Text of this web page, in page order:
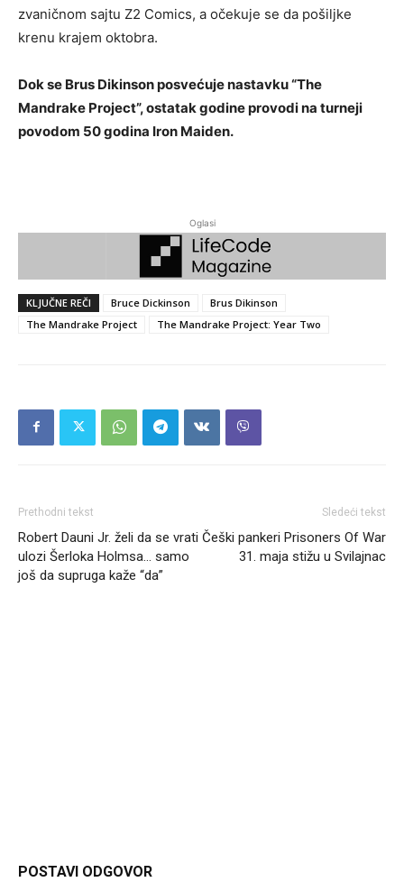
zvaničnom sajtu Z2 Comics, a očekuje se da pošiljke
krenu krajem oktobra.
Dok se Brus Dikinson posvećuje nastavku “The
Mandrake Project”, ostatak godine provodi na turneji
povodom 50 godina Iron Maiden.
Oglasi
KLJUČNE REČI Bruce Dickinson
Brus Dikinson
The Mandrake Project
The Mandrake Project: Year Two
Prethodni tekst
Robert Dauni Jr. želi da se vrati
ulozi Šerloka Holmsa… samo
još da supruga kaže “da”
Sledeći tekst
Češki pankeri Prisoners Of War
31. maja stižu u Svilajnac
POSTAVI ODGOVOR